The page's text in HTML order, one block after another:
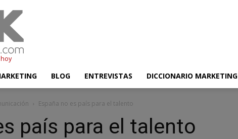
BLOG ENTREVISTAS DICCIONARIO MARKETING
España no es país para el talento
país para el talento